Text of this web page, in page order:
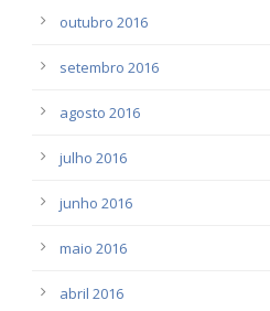
outubro 2016
setembro 2016
agosto 2016
julho 2016
junho 2016
maio 2016
abril 2016